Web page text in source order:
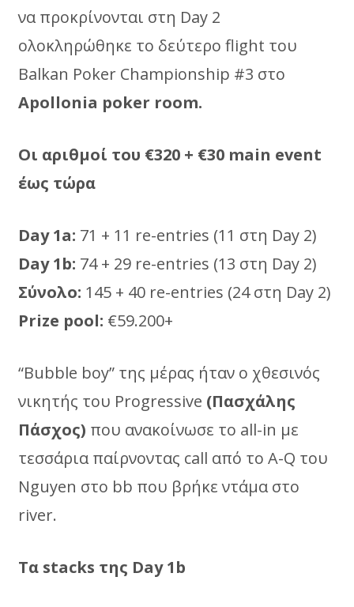
να προκρίνονται στη Day 2
ολοκληρώθηκε το δεύτερο flight του
Balkan Poker Championship #3 στο
Apollonia poker room.
Oι αριθμοί του €320 + €30 main event
έως τώρα
Day 1a: 71 + 11 re-entries (11 στη Day 2)
Day 1b: 74 + 29 re-entries (13 στη Day 2)
Σύνολο: 145 + 40 re-entries (24 στη Day 2)
Prize pool: €59.200+
“Bubble boy” της μέρας ήταν ο χθεσινός
νικητής του Progressive (Πασχάλης
Πάσχος) που ανακοίνωσε το all-in με
τεσσάρια παίρνοντας call από το A-Q του
Nguyen στο bb που βρήκε ντάμα στο
river.
Tα stacks της Day 1b